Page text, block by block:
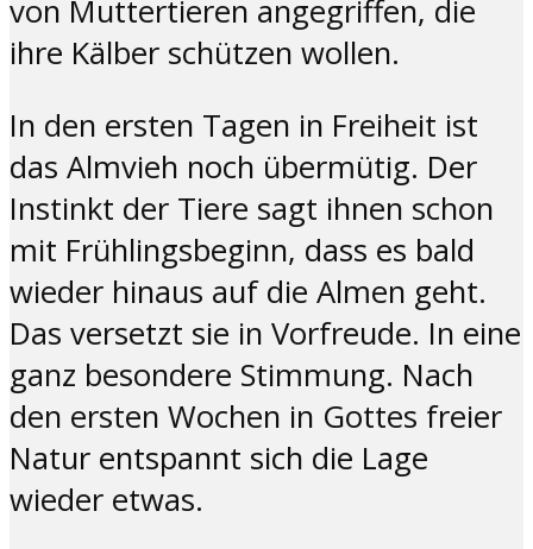
von Muttertieren angegriffen, die
ihre Kälber schützen wollen.
In den ersten Tagen in Freiheit ist
das Almvieh noch übermütig. Der
Instinkt der Tiere sagt ihnen schon
mit Frühlingsbeginn, dass es bald
wieder hinaus auf die Almen geht.
Das versetzt sie in Vorfreude. In eine
ganz besondere Stimmung. Nach
den ersten Wochen in Gottes freier
Natur entspannt sich die Lage
wieder etwas.